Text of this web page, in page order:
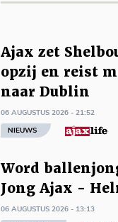
Ajax zet
opzij en reist
naar Dublin
06 AUGUSTUS 2026 - 21:52
NIEUWS
Word
Jong Ajax -
06 AUGUSTUS 2026 - 13:13